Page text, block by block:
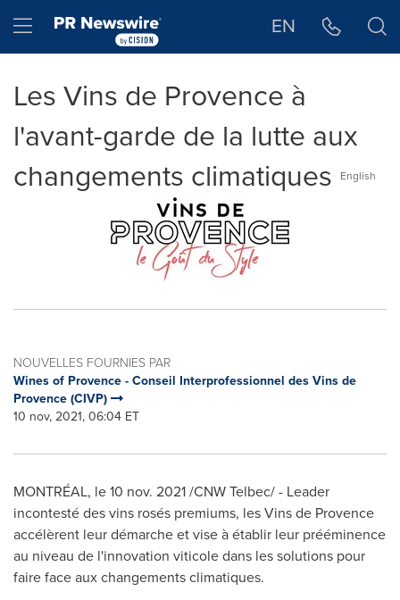
Hamburger menu EN
Les Vins de Provence à
l'avant-garde de la lutte aux
changements climatiques
English
NOUVELLES FOURNIES PAR
Wines of Provence - Conseil Interprofessionnel des Vins de
Provence (CIVP)
10 nov, 2021, 06:04 ET
MONTRÉAL, le10 nov. 2021/CNW Telbec/ - Leader
incontesté des vins rosés premiums, lesVins de Provence
accélèrent leur démarche et vise à établir leur prééminence
au niveau de l'innovation viticole dans les solutions pour
faire face aux changements climatiques.